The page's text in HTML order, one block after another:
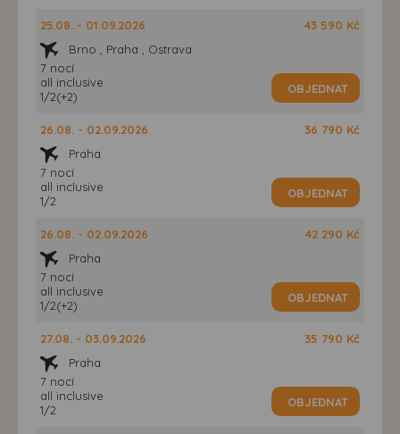
25.08. - 01.09.2026
Brno , Praha , Ostrava
7 nocí
all inclusive
1/2(+2)
43 590 Kč
OBJEDNAT
26.08. - 02.09.2026
Praha
7 nocí
all inclusive
1/2
36 790 Kč
OBJEDNAT
26.08. - 02.09.2026
Praha
7 nocí
all inclusive
1/2(+2)
42 290 Kč
OBJEDNAT
27.08. - 03.09.2026
Praha
7 nocí
all inclusive
1/2
35 790 Kč
OBJEDNAT